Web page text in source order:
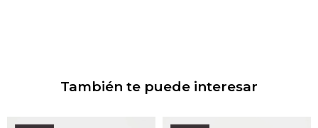
También te puede interesar